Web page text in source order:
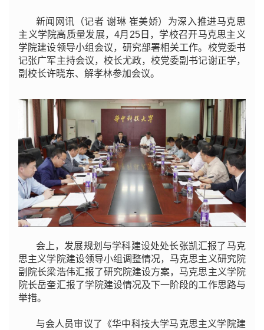
新闻网讯（记者 谢琳 崔美娇）为深入推进马克思
主义学院高质量发展，4月25日，学校召开马克思主义
学院建设领导小组会议，研究部署相关工作。校党委书
记张广军主持会议，校长尤政，校党委副书记谢正学，
副校长许晓东、解孝林参加会议。
会上，发展规划与学科建设处处长张凯汇报了马克
思主义学院建设领导小组调整情况，马克思主义研究院
副院长梁浩伟汇报了研究院建设方案，马克思主义学院
院长岳奎汇报了学院建设情况及下一阶段的工作思路与
举措。
与会人员审议了《华中科技大学马克思主义学院建